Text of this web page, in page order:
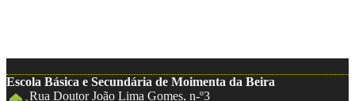
Escola Básica e Secundária de Moimenta da Beira
Rua Doutor João Lima Gomes, n-º3